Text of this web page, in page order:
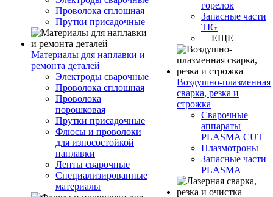
Проволока сплошная
Прутки присадочные
Материалы для наплавки и
ремонта деталей
Электроды сварочные
Проволока сплошная
Проволока
порошковая
Прутки присадочные
Флюсы и проволоки
для износостойкой
наплавки
Ленты сварочные
Специализированные
материалы
горелок
Запасные части
TIG
+ ЕЩЕ
Воздушно-плазменная
сварка, резка и
строжка
Сварочные
аппараты
PLASMA CUT
Плазмотроны
Запасные части
PLASMA